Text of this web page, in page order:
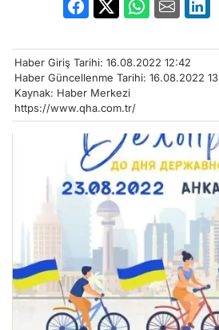
Haber Giriş Tarihi: 16.08.2022 12:42
Haber Güncellenme Tarihi: 16.08.2022
Kaynak: Haber Merkezi
https://www.qha.com.tr/